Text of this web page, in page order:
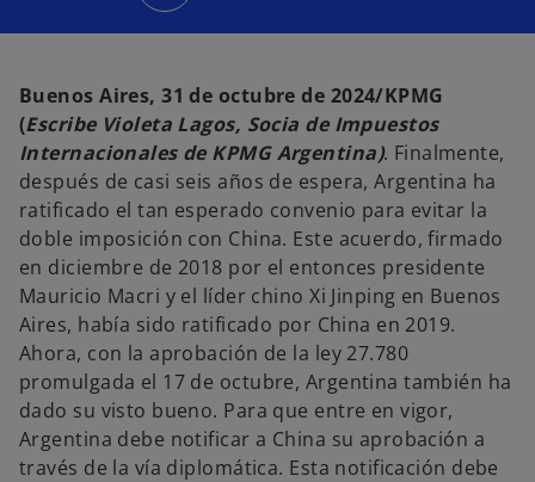
e
n
a
p
e
s
t
a
ñ
a
n
u
e
v
a
Buenos Aires, 31 de octubre de 2024/KPMG
(Escribe Violeta Lagos, Socia de Impuestos
Internacionales de KPMG Argentina). Finalmente,
después de casi seis años de espera, Argentina ha
ratificado el tan esperado convenio para evitar la
doble imposición con China. Este acuerdo, firmado
en diciembre de 2018 por el entonces presidente
Mauricio Macri y el líder chino Xi Jinping en Buenos
Aires, había sido ratificado por China en 2019.
Ahora, con la aprobación de la ley 27.780
promulgada el 17 de octubre, Argentina también ha
dado su visto bueno. Para que entre en vigor,
Argentina debe notificar a China su aprobación a
través de la vía diplomática. Esta notificación debe